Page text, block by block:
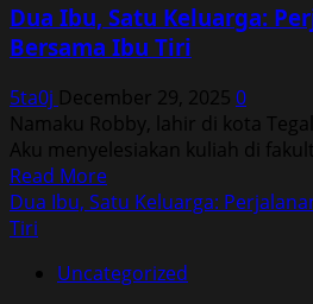
Keluarga:
Perjalanan
Bersama
Ibu
Tiri
Dua Ibu, Satu Keluarga:
Bersama Ibu Tiri
5ta0j December 29, 2025 0
Namaku Robby, lahir di kota
Aku menyelesiakan kuliah di
Read MoreRead
more
Ibu,
Dua Ibu, Satu Keluarga:
Tiri
Uncategorized